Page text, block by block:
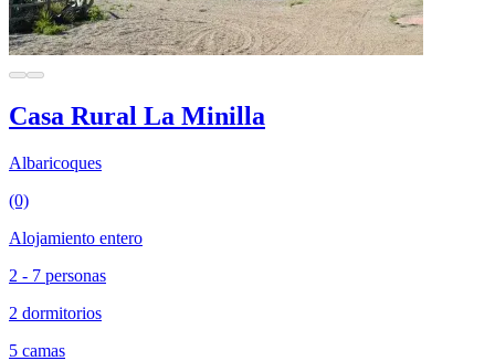
Casa Rural La Minilla
Albaricoques
(0)
Alojamiento entero
2 - 7 personas
2 dormitorios
5 camas